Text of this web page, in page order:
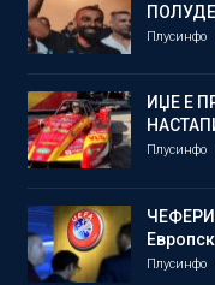
Плусинфо
ИЏЕ Е
Плусинфо
Плусинфо